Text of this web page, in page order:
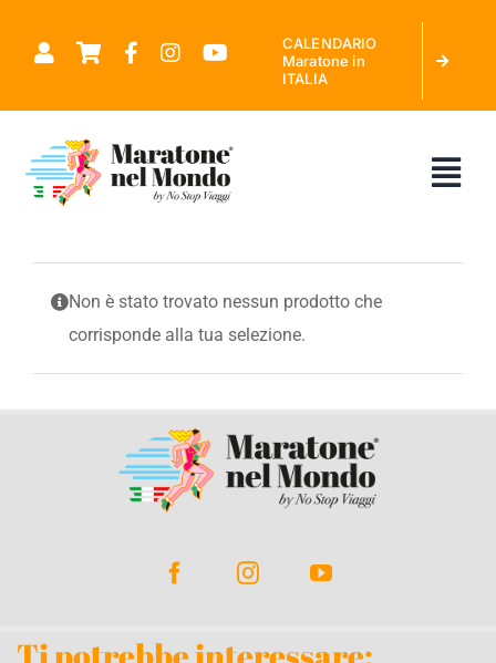
CALENDARIO
Maratone in
ITALIA
CHI SIAMO
MARATONE NEL MONDO
CALENDARIO MARATONE IN ITALIA
RICHIEDI PREVENTIVO
Non è stato trovato nessun prodotto che
corrisponde alla tua selezione.